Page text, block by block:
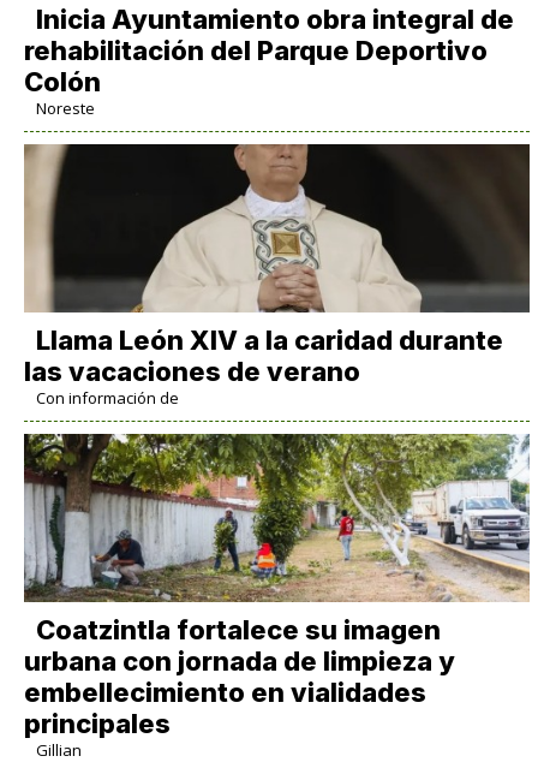
Inicia Ayuntamiento obra integral de
rehabilitación del Parque Deportivo
Colón
Noreste
Llama León XIV a la caridad durante
las vacaciones de verano
Con información de
Coatzintla fortalece su imagen
urbana con jornada de limpieza y
embellecimiento en vialidades
principales
Gillian